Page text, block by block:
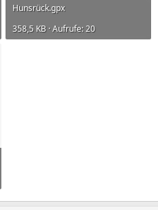
Hunsrück.gpx
358,5 KB · Aufrufe: 20